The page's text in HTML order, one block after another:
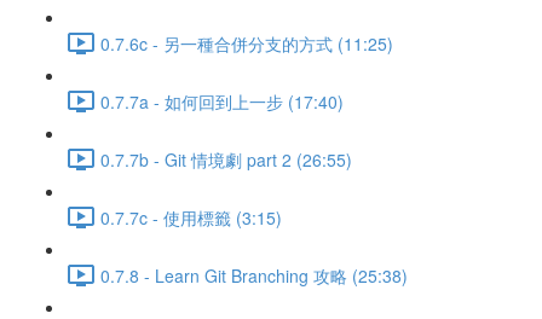
0.7.6c - 另一種合併分支的方式 (11:25)
0.7.7a - 如何回到上一步 (17:40)
0.7.7b - Git 情境劇 part 2 (26:55)
0.7.7c - 使用標籤 (3:15)
0.7.8 - Learn Git Branching 攻略 (25:38)